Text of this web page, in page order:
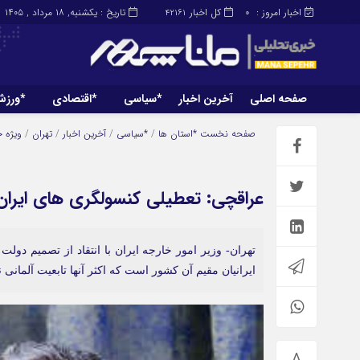
کل اخبار 42161 اخبار امروز : 0 تاریخ : یکشنبه, ۱۸ مرداد , ۱۴۰۵
صفحه اصلی آخرین اخبار *سیاسی *اقتصادی
صفحه اصلی آخرین اخبار صفحه نخست *استان ها / *سیاسی / آخرین اخبار / تهران /
عراقچی: تعطیلی کنسولگری های
تهران- وزیر امور خارجه ایران با انتقاد از تصمیم
ایرانیان مقیم آن کشور است که اکثر آنها تابعیت آلمانی